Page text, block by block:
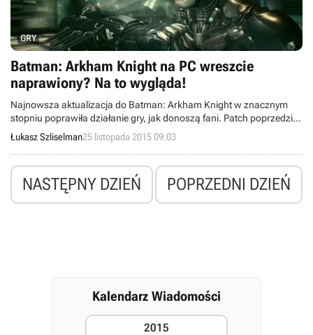
GRY
Batman: Arkham Knight na PC wreszcie
naprawiony? Na to wygląda!
Najnowsza aktualizacja do Batman: Arkham Knight w znacznym
stopniu poprawiła działanie gry, jak donoszą fani. Patch poprzedził
listopadową falę pakietów DLC, które da się już znaleźć na Steamie.
Łukasz Szliselman25 listopada 2015 09:03
NASTĘPNY DZIEŃ POPRZEDNI DZIEŃ
Kalendarz Wiadomości
2015